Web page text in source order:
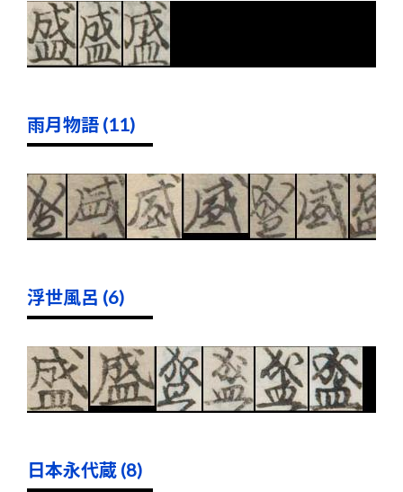
雨月物語 (11)
浮世風呂 (6)
日本永代蔵 (8)